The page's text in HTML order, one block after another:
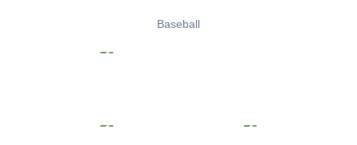
Baseball